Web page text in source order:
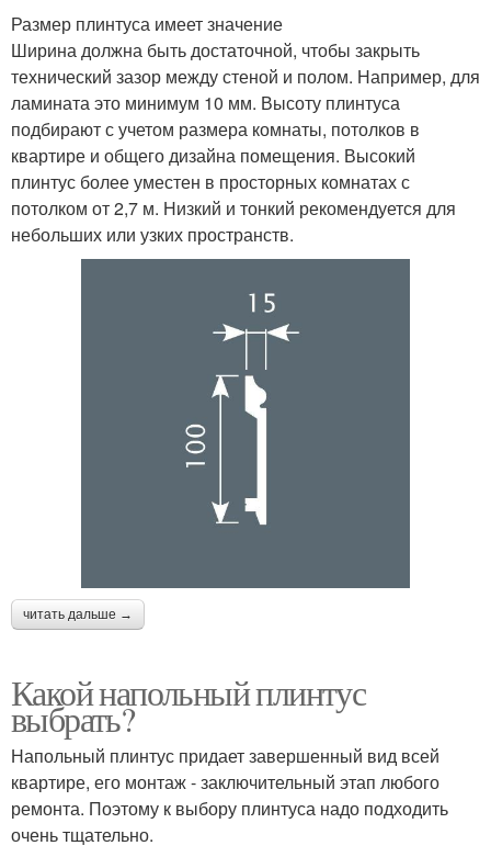
Размер плинтуса имеет значение
Ширина должна быть достаточной, чтобы закрыть
технический зазор между стеной и полом. Например, для
ламината это минимум 10 мм. Высоту плинтуса
подбирают с учетом размера комнаты, потолков в
квартире и общего дизайна помещения. Высокий
плинтус более уместен в просторных комнатах с
потолком от 2,7 м. Низкий и тонкий рекомендуется для
небольших или узких пространств.
читать дальше →
Какой напольный плинтус
выбрать?
Напольный плинтус придает завершенный вид всей
квартире, его монтаж - заключительный этап любого
ремонта. Поэтому к выбору плинтуса надо подходить
очень тщательно.